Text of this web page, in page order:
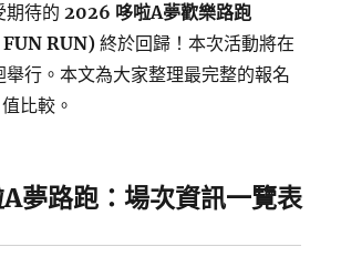
期待的2026 哆啦A夢歡樂路跑
RUN) 終於回歸！本次活動將在
舉行。本文為大家整理最完整的報名
比較。
夢路跑：場次資訊一覽表